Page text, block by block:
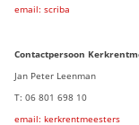
email: scriba
Contactpersoon
Jan Peter Leenman
T: 06 801 698 10
email: kerkrentmeesters